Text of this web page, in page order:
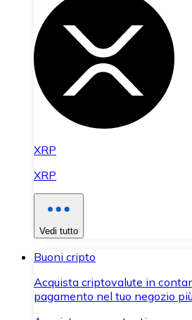
XRP
XRP
Vedi tutto
Buoni cripto
Acquista criptovalute in
pagamento nel tuo negozio